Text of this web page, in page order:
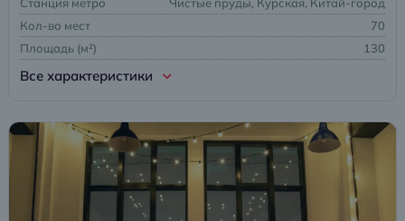
Кол-во мест
70
Площадь (м²)
130
Все характеристики